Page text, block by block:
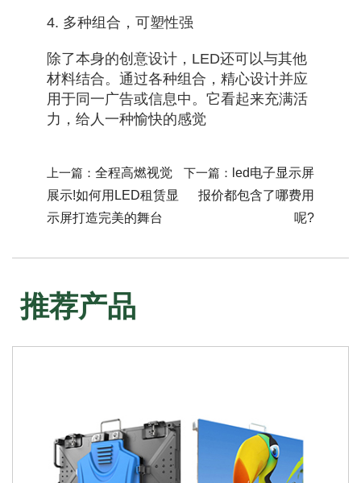
4. 多种组合，可塑性强
除了本身的创意设计，LED还可以与其他
材料结合。通过各种组合，精心设计并应
用于同一广告或信息中。它看起来充满活
力，给人一种愉快的感觉
上一篇： 全程高燃视觉
展示!如何用LED租赁显
示屏打造完美的舞台
下一篇： led电子显示屏
报价都包含了哪费用
呢?
推荐产品